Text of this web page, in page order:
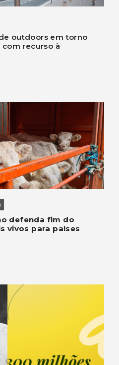
outdoors em torno
recurso à
defenda fim do
vivos para países